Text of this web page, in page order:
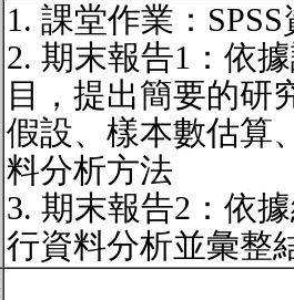
1. 課堂作業：
2. 期末報告1：依
目，提出簡要的研
假設、樣本數估算
料分析方法
3. 期末報告2：依
行資料分析並彙整